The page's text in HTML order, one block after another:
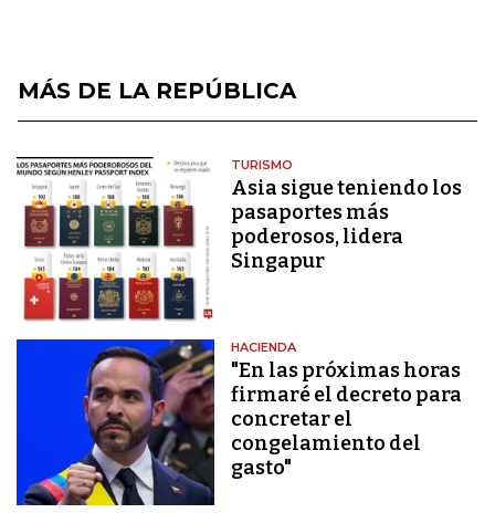
MÁS DE LA REPÚBLICA
TURISMO
Asia sigue teniendo los
pasaportes más
poderosos, lidera
Singapur
HACIENDA
"En las próximas horas
firmaré el decreto para
concretar el
congelamiento del
gasto"